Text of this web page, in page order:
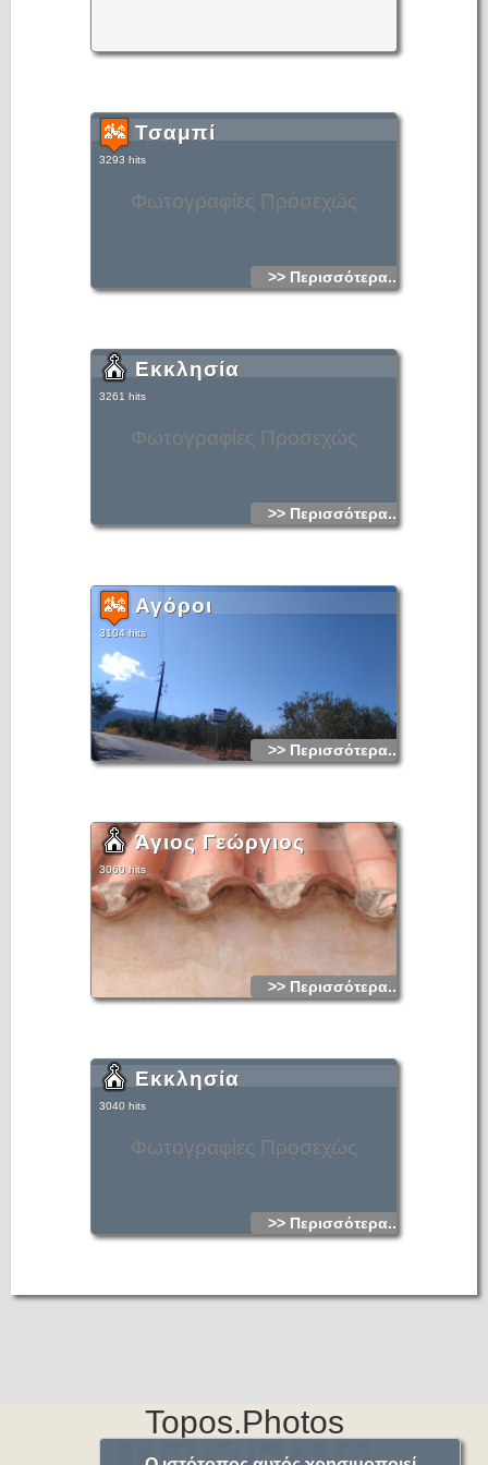
Φωτογραφίες Προσεχώς
Τσαμπί
3293 hits
>> Περισσότερα...
Φωτογραφίες Προσεχώς
Εκκλησία
3261 hits
>> Περισσότερα...
Αγόροι
3104 hits
>> Περισσότερα...
Άγιος Γεώργιος
3060 hits
>> Περισσότερα...
Φωτογραφίες Προσεχώς
Εκκλησία
3040 hits
>> Περισσότερα...
Topos.Photos